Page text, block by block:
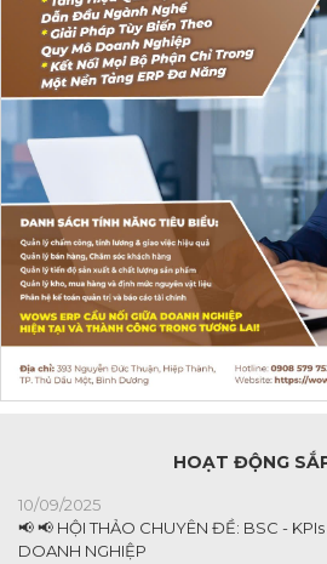
HOẠT ĐỘNG
10/09/2025
📢 📢 HỘI THẢO CHUYÊN ĐỀ: BSC -
DOANH NGHIỆP